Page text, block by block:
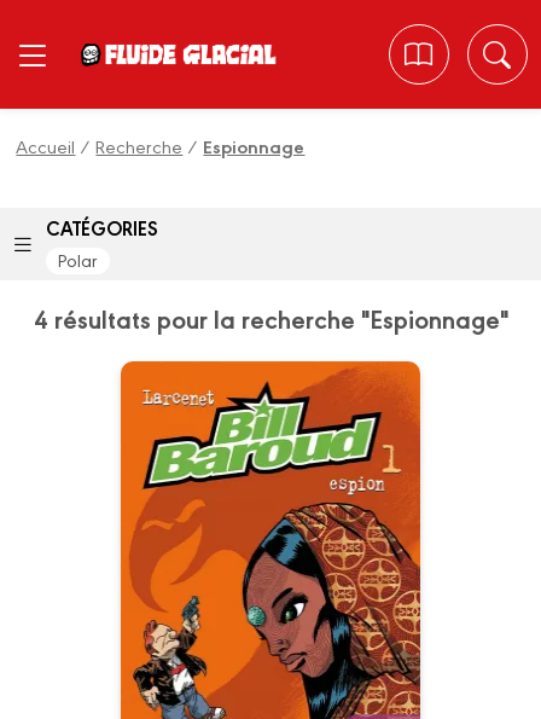
Accueil /Recherche / Espionnage
CATÉGORIES
Polar
4 résultats pour la recherche "Espionnage"
Bill Baroud
Tome 01
Date de parution :
16/03/2007
Il est agent du FBI, il est le plus
fort… mais peut-être aussi le plus
c..
Autres tomes